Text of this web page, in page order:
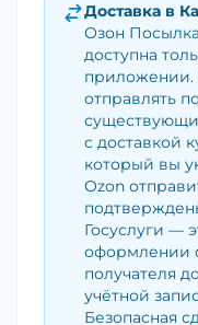
Доставка в
Озон
доступна
приложении.
отправлять
с доставкой
который вы
Ozon
Госуслуги —
оформлении
получателя
учётной
Безопасная